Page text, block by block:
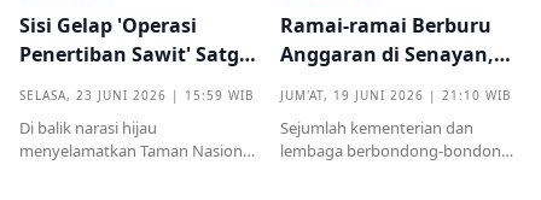
Sisi Gelap 'Operasi
Penertiban Sawit' Satgas
SELASA, 23 JUNI 2026 | 15:59 WIB
Di balik narasi hijau
menyelamatkan Taman Nasional
Ramai-ramai Berburu
Anggaran di Senayan,
Omon-omon?
JUM'AT, 19 JUNI 2026 | 21:10 WIB
Sejumlah kementerian dan
lembaga berbondong-bondong